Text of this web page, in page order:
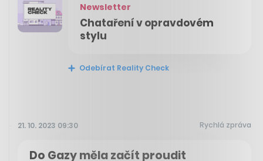
Newsletter
Chataření v opravdovém
stylu
Odebírat Reality Check
21. 10. 2023 09:30 Rychlá zpráva
Do Gazy měla začít proudit